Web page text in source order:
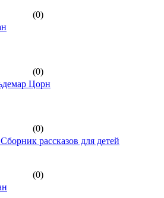
(0)
(0)
Цорн
(0)
рассказов для детей
(0)